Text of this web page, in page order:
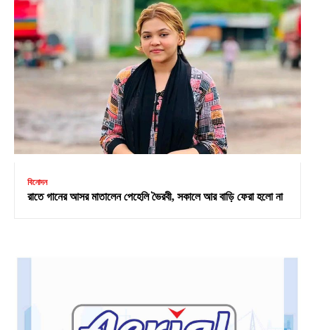
বিনোদন
রাতে গানের আসর মাতালেন পেহেলি ভৈরবী, সকালে আর বাড়ি ফেরা হলো না